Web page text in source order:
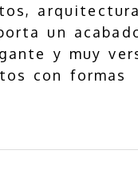
un
y muy
con formas